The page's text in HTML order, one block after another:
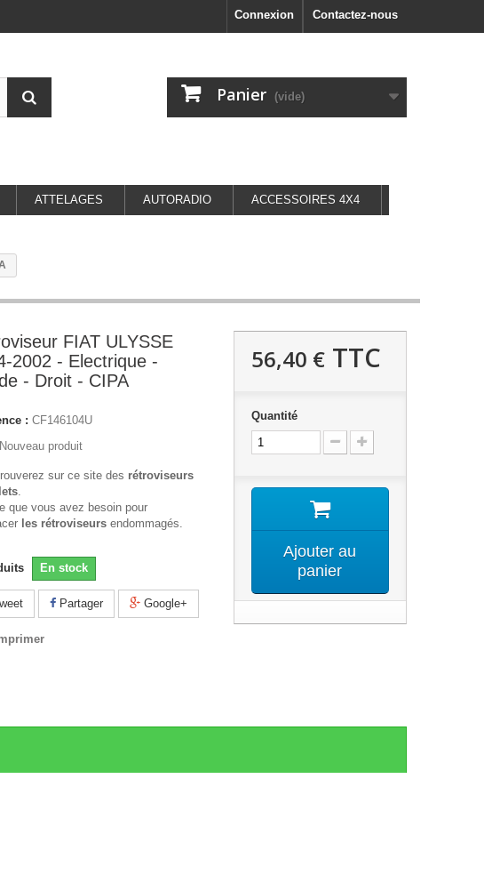
Contactez-nous
Connexion
Panier (vide)
ATTELAGES AUTORADIO ACCESSOIRES 4X4
FIAT ULYSSE
2002 - Electrique -
- Droit - CIPA
: CF146104U
Nouveau produit
sur ce site des rétroviseurs
.
que vous avez besoin pour
les rétroviseurs endommagés.
En stock
Partager Google+
56,40 €TTC
Quantité
Ajouter au
panier